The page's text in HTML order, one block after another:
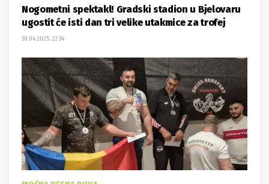
ugostit će isti dan tri velike utakmice za trofej
30.04.2025. 22:34